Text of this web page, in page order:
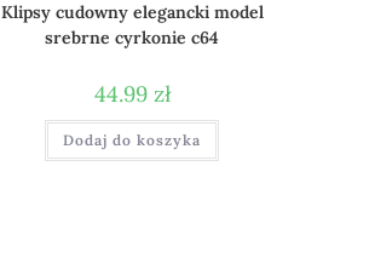
Klipsy cudowny elegancki model
srebrne cyrkonie c64
44.99 zł
Dodaj do koszyka